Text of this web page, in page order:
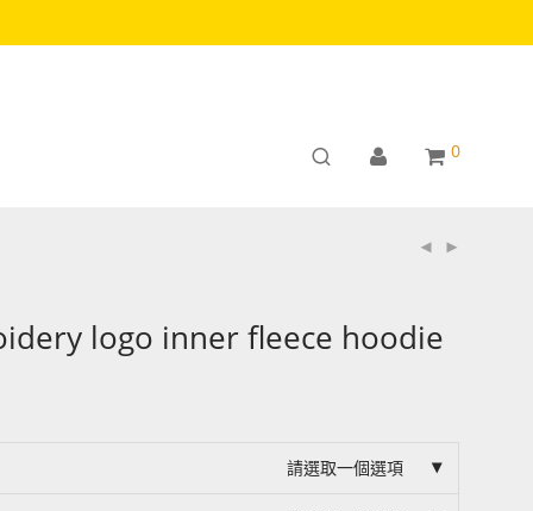
0
logo inner fleece hoodie
請選取一個選項